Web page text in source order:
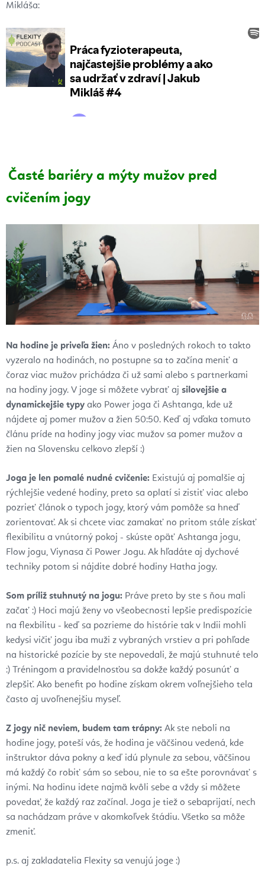
Mikláša:
Časté bariéry a mýty mužov pred
cvičením jogy
Na hodine je priveľa žien: Áno v posledných rokoch to takto
vyzeralo na hodinách, no postupne sa to začína meniť a
čoraz viac mužov prichádza či už sami alebo s partnerkami
na hodiny jogy. V joge si môžete vybrať aj silovejšie a
dynamickejšie typy ako Power joga či Ashtanga, kde už
nájdete aj pomer mužov a žien 50:50. Keď aj vďaka tomuto
článu príde na hodiny jogy viac mužov sa pomer mužov a
žien na Slovensku celkovo zlepší :)
Joga je len pomalé nudné cvičenie: Existujú aj pomalšie aj
rýchlejšie vedené hodiny, preto sa oplatí si zistiť viac alebo
pozrieť článok o typoch jogy, ktorý vám pomôže sa hneď
zorientovať. Ak si chcete viac zamakať no pritom stále získať
flexibilitu a vnútorný pokoj - skúste opäť Ashtanga jogu,
Flow jogu, Viynasa či Power Jogu. Ak hľadáte aj dychové
techniky potom si nájdite dobré hodiny Hatha jogy.
Som príliž stuhnutý na jogu: Práve preto by ste s ňou mali
začať :) Hoci majú ženy vo všeobecnosti lepšie predispozície
na flexbilitu - keď sa pozrieme do histórie tak v Indii mohli
kedysi vičiť jogu iba muži z vybraných vrstiev a pri pohľade
na historické pozície by ste nepovedali, že majú stuhnuté telo
:) Tréningom a pravidelnosťou sa dokže každý posunúť a
zlepšiť. Ako benefit po hodine získam okrem voľnejšieho tela
často aj uvoľnenejšiu myseľ.
Z jogy nič neviem, budem tam trápny: Ak ste neboli na
hodine jogy, poteší vás, že hodina je väčšinou vedená, kde
inštruktor dáva pokny a keď idú plynule za sebou, väčšinou
má každý čo robiť sám so sebou, nie to sa ešte porovnávať s
inými. Na hodinu idete najmä kvôli sebe a vždy si môžete
povedať, že každý raz začínal. Joga je tiež o sebaprijatí, nech
sa nachádzam práve v akomkoľvek štádiu. Všetko sa môže
zmeniť.
p.s. aj zakladatelia Flexity sa venujú joge :)